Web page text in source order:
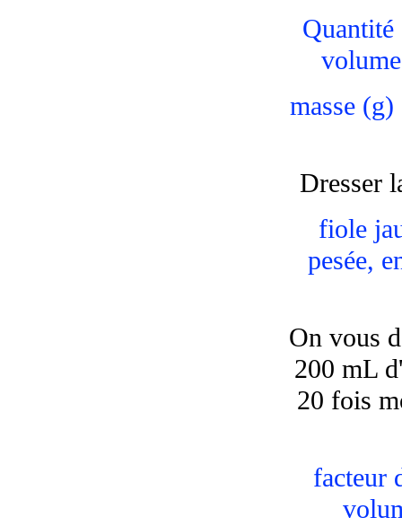
masse
Dresser
fiole
pesée,
On vous
200 mL
20 fois
facteur